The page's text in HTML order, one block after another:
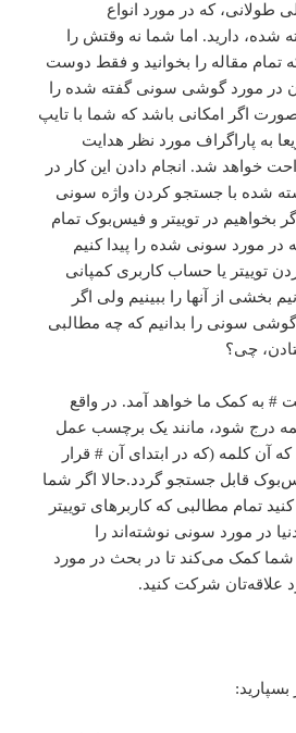
طولانی، که در مورد انواع
دارید. اما شما نه وقتش را
تمام مقاله را بخوانید و فقط دوست
در مورد گوشی سونی گفته شده را
اگر امکانی باشد که شما با تایپ
به پاراگراف مورد نظر هدایت
خواهد شد. انجام دادن این کار در
شده با جستجو کردن واژه سونی
بخواهیم در توییتر و فیس‌بوک تمام
در مورد سونی شده را پیدا کنیم
توییتر یا حساب کاربری کمپانی
بخشی از آنها را ببینیم ولی اگر
گوشی سونی را بدانیم که چه مطالبی
چی؟
# به کمک ما خواهد آمد. در واقع
درج شود، مانند یک برچسب عمل
آن کلمه (که در ابتدای آن # قرار
قابل جستجو گردد.حالا اگر شما
تمام مطالبی که کاربرهای توییتر
در مورد سونی نوشته‌اند را
شما کمک می‌کند تا در بحث در مورد
علاقه‌تان شرکت کنید.